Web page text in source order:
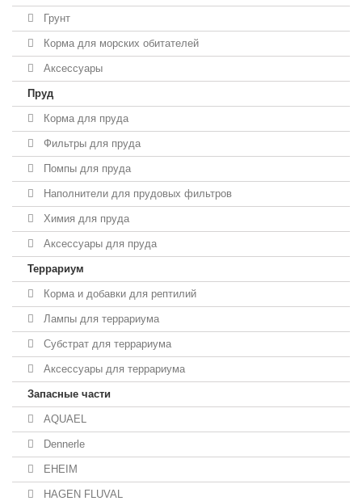
Грунт
Корма для морских обитателей
Аксессуары
Пруд
Корма для пруда
Фильтры для пруда
Помпы для пруда
Наполнители для прудовых фильтров
Химия для пруда
Аксессуары для пруда
Террариум
Корма и добавки для рептилий
Лампы для террариума
Субстрат для террариума
Аксессуары для террариума
Запасные части
AQUAEL
Dennerle
EHEIM
HAGEN FLUVAL